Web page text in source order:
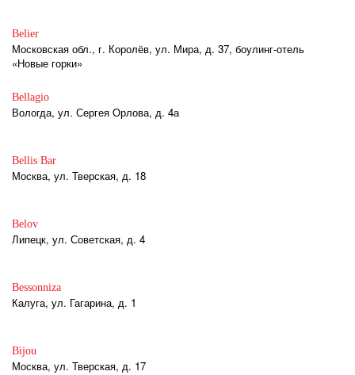
Belier
Московская обл., г. Королёв, ул. Мира, д. 37, боулинг-отель
«Новые горки»
Bellagio
Вологда, ул. Сергея Орлова, д. 4а
Bellis Bar
Москва, ул. Тверская, д. 18
Belov
Липецк, ул. Советская, д. 4
Bessonniza
Калуга, ул. Гагарина, д. 1
Bijou
Москва, ул. Тверская, д. 17